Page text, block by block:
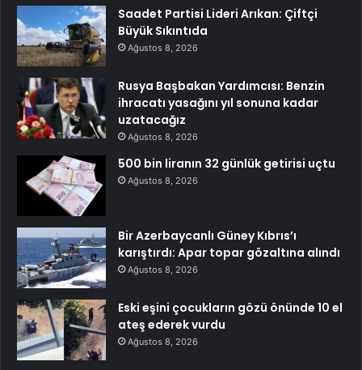
Saadet Partisi Lideri Arıkan: Çiftçi
Büyük Sıkıntıda
Ağustos 8, 2026
Rusya Başbakan Yardımcısı: Benzin
ihracatı yasağını yıl sonuna kadar
uzatacağız
Ağustos 8, 2026
500 bin liranın 32 günlük getirisi uçtu
Ağustos 8, 2026
Bir Azerbaycanlı Güney Kıbrıs’ı
karıştırdı: Apar topar gözaltına alındı
Ağustos 8, 2026
Eski eşini çocukların gözü önünde 10 el
ateş ederek vurdu
Ağustos 8, 2026